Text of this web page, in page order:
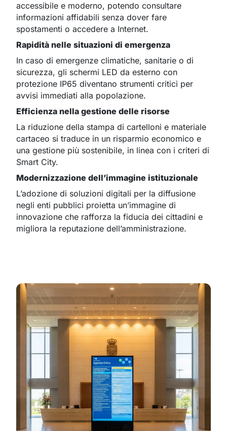
accessibile e moderno, potendo consultare
informazioni affidabili senza dover fare
spostamenti o accedere a Internet.
Rapidità nelle situazioni di emergenza
In caso di emergenze climatiche, sanitarie o di
sicurezza, gli schermi LED da esterno con
protezione IP65 diventano strumenti critici per
avvisi immediati alla popolazione.
Efficienza nella gestione delle risorse
La riduzione della stampa di cartelloni e materiale
cartaceo si traduce in un risparmio economico e
una gestione più sostenibile, in linea con i criteri di
Smart City.
Modernizzazione dell’immagine istituzionale
L’adozione di soluzioni digitali per la diffusione
negli enti pubblici proietta un’immagine di
innovazione che rafforza la fiducia dei cittadini e
migliora la reputazione dell’amministrazione.